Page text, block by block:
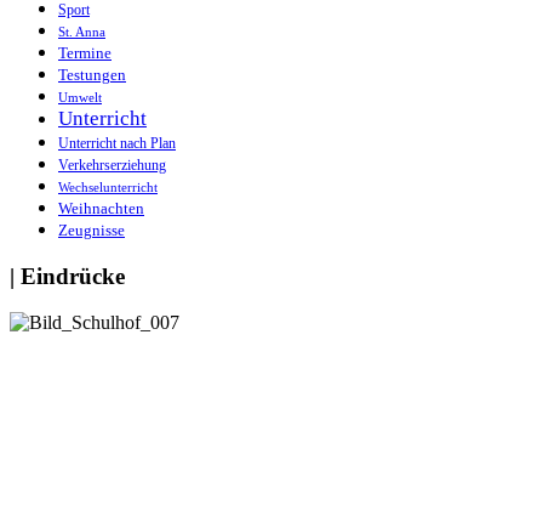
Sport
St. Anna
Termine
Testungen
Umwelt
Unterricht
Unterricht nach Plan
Verkehrserziehung
Wechselunterricht
Weihnachten
Zeugnisse
| Eindrücke